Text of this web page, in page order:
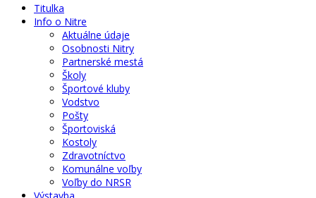
Titulka
Info o Nitre
Aktuálne údaje
Osobnosti Nitry
Partnerské mestá
Školy
Športové kluby
Vodstvo
Pošty
Športoviská
Kostoly
Zdravotníctvo
Komunálne voľby
Voľby do NRSR
Výstavba